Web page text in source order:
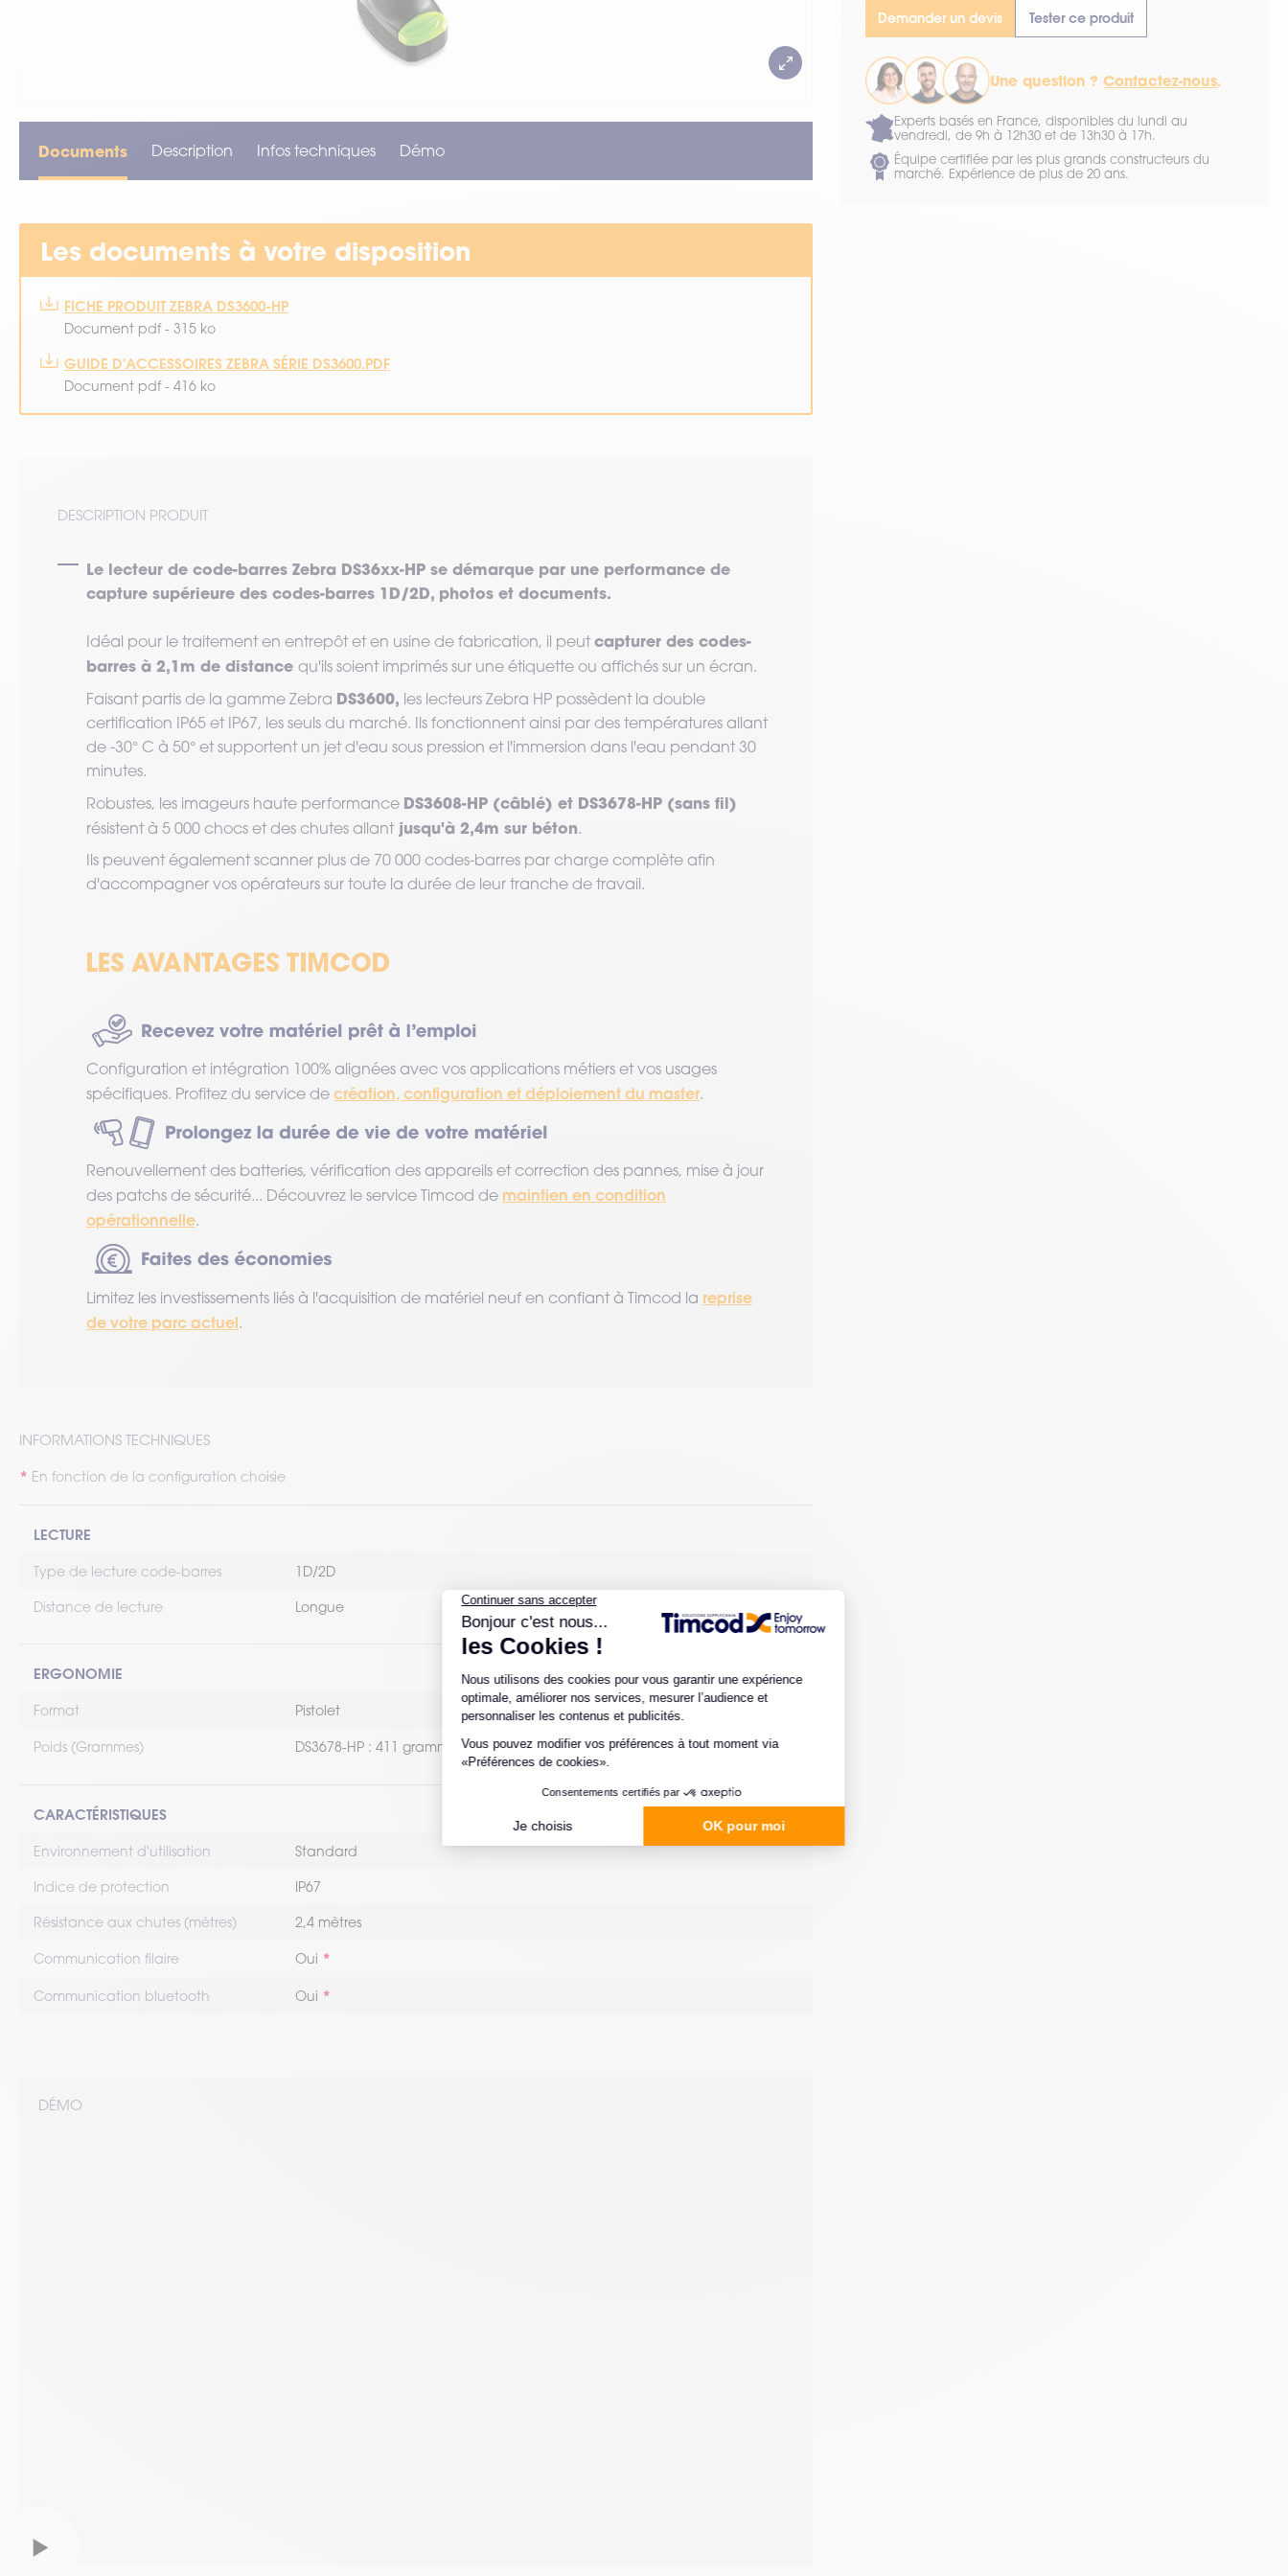
Demander un devis Tester ce produit
Une question ?Contactez-nous.
Experts basés en France, disponibles du lundi au
vendredi, de 9h à 12h30 et de 13h30 à 17h.
Équipe certifiée par les plus grands constructeurs du
marché. Expérience de plus de 20 ans.
Documents Description Infos techniques Démo
Les documents à votre disposition
FICHE PRODUIT ZEBRA DS3600-HP
Document pdf - 315 ko
GUIDE D'ACCESSOIRES ZEBRA SÉRIE DS3600.PDF
Document pdf - 416 ko
DESCRIPTION PRODUIT
Le lecteur de code-barres Zebra DS36xx-HP se démarque par une performance de
capture supérieure des codes-barres 1D/2D, photos et documents.
Idéal pour le traitement en entrepôt et en usine de fabrication, il peutcapturer des codes-
barres à 2,1m de distance qu'ils soient imprimés sur une étiquette ou affichés sur un écran.
Faisant partis de la gamme Zebra DS3600, les lecteurs Zebra HP possèdent la double
certification IP65 et IP67, les seuls du marché. Ils fonctionnent ainsi par des températures allant
de -30° C à 50° et supportent un jet d'eau sous pression et l'immersion dans l'eau pendant 30
minutes.
Robustes, les imageurs haute performance DS3608-HP (câblé) et DS3678-HP (sans fil)
résistent à 5 000 chocs et des chutes allantjusqu'à 2,4m sur béton.
Ils peuvent également scanner plus de 70 000 codes-barres par charge complète afin
d'accompagner vos opérateurs sur toute la durée de leur tranche de travail.
Configuration et intégration 100% alignées avec vos applications métiers et vos usages
spécifiques. Profitez du service de création, configuration et déploiement du master.
Renouvellement des batteries, vérification des appareils et correction des pannes, mise à jour
des patchs de sécurité... Découvrez le service Timcod de maintien en condition
opérationnelle.
Limitez les investissements liés à l'acquisition de matériel neuf en confiant à Timcod la reprise
de votre parc actuel.
INFORMATIONS TECHNIQUES
En fonction de la configuration choisie
LECTURE
Type de lecture code-barres 1D/2D
Distance de lecture Longue
ERGONOMIE
Format Pistolet
Poids (Grammes) DS3678-HP : 411 grammes
CARACTÉRISTIQUES
Environnement d'utilisation Standard
Indice de protection IP67
Résistance aux chutes (mètres) 2,4 mètres
Communication filaire Oui
Communication bluetooth Oui
DÉMO